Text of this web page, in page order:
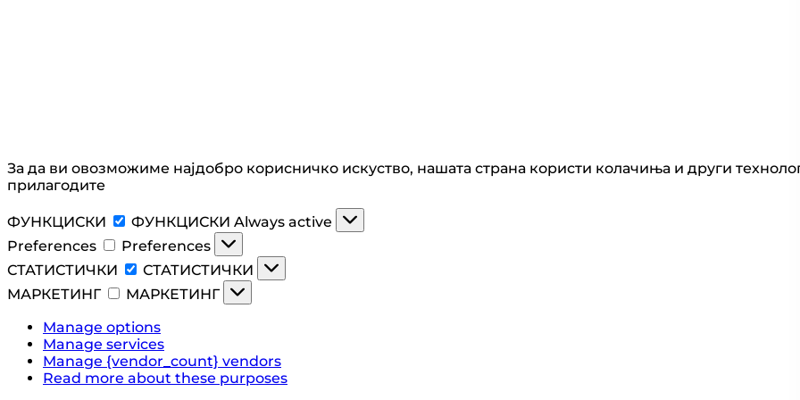
За да ви овозможиме најдобро корисничко искуство, нашата страна користи колачиња и други
прилагодите
ФУНКЦИСКИ ФУНКЦИСКИ Always active
Preferences
Preferences
СТАТИСТИЧКИ
СТАТИСТИЧКИ
МАРКЕТИНГ
МАРКЕТИНГ
Manage options
Manage services
Manage {vendor_count} vendors
Read more about these purposes